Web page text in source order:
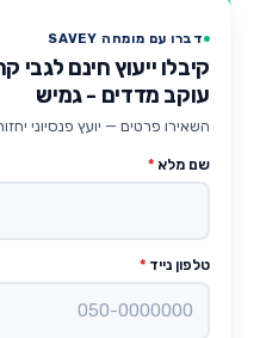
דברו עם מומחה SAVEY
קיבלו ייעוץ חינם
עוקב מדדים - גמיש
השאירו פרטים — יועץ פנסיוני יחזור
שם מלא *
טלפון נייד *